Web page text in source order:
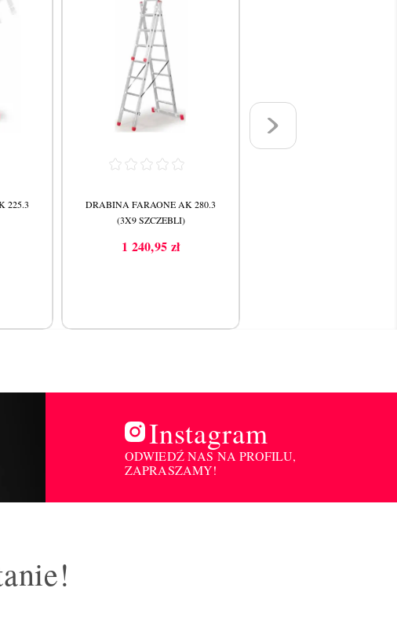
225.3
DRABINA FARAONE AK 280.3
(3X9 SZCZEBLI)
Cena
1 240,95 zł
Instagram
ODWIEDŹ NAS NA PROFILU,
ZAPRASZAMY!